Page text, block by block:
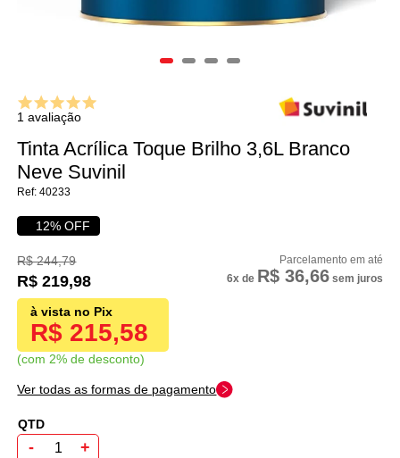
1 avaliação
Tinta Acrílica Toque Brilho 3,6L Branco
Neve Suvinil
40233
12% OFF
R$ 215,58
com 2% de desconto
R$ 244,79
R$ 219,98 6x de R$ 36,66sem juros
Ver todas as formas de pagamento
- +